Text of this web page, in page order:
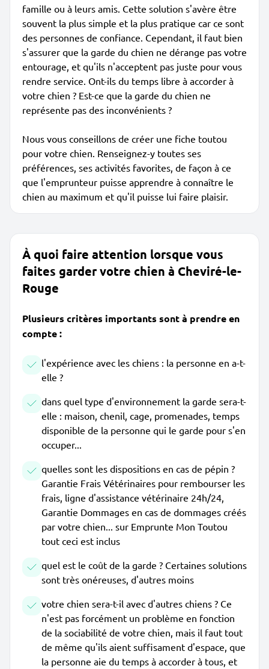
famille ou à leurs amis. Cette solution s'avère être
souvent la plus simple et la plus pratique car ce sont
des personnes de confiance. Cependant, il faut bien
s'assurer que la garde du chien ne dérange pas votre
entourage, et qu'ils n'acceptent pas juste pour vous
rendre service. Ont-ils du temps libre à accorder à
votre chien ? Est-ce que la garde du chien ne
représente pas des inconvénients ?
Nous vous conseillons de créer une fiche toutou
pour votre chien. Renseignez-y toutes ses
préférences, ses activités favorites, de façon à ce
que l'emprunteur puisse apprendre à connaître le
chien au maximum et qu'il puisse lui faire plaisir.
À quoi faire attention lorsque vous
faites garder votre chien à Cheviré-le-
Rouge
Plusieurs critères importants sont à prendre en
compte :
l'expérience avec les chiens : la personne en a-t-
elle ?
dans quel type d'environnement la garde sera-t-
elle : maison, chenil, cage, promenades, temps
disponible de la personne qui le garde pour s'en
occuper...
quelles sont les dispositions en cas de pépin ?
Garantie Frais Vétérinaires pour rembourser les
frais, ligne d'assistance vétérinaire 24h/24,
Garantie Dommages en cas de dommages créés
par votre chien... sur Emprunte Mon Toutou
tout ceci est inclus
quel est le coût de la garde ? Certaines solutions
sont très onéreuses, d'autres moins
votre chien sera-t-il avec d'autres chiens ? Ce
n'est pas forcément un problème en fonction
de la sociabilité de votre chien, mais il faut tout
de même qu'ils aient suffisament d'espace, que
la personne aie du temps à accorder à tous, et